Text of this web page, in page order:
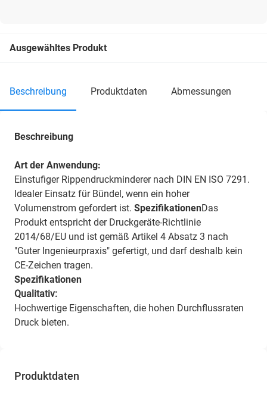
Ausgewähltes Produkt
beschreibung produktdaten abmessungen
Beschreibung
Art der Anwendung:
Einstufiger Rippendruckminderer nach DIN EN ISO 7291.
Idealer Einsatz für Bündel, wenn ein hoher
Volumenstrom gefordert ist. SpezifikationenDas
Produkt entspricht der Druckgeräte-Richtlinie
2014/68/EU und ist gemäß Artikel 4 Absatz 3 nach
"Guter Ingenieurpraxis" gefertigt, und darf deshalb kein
CE-Zeichen tragen.
Spezifikationen
Qualitativ:
Hochwertige Eigenschaften, die hohen Durchflussraten
Druck bieten.
Produktdaten